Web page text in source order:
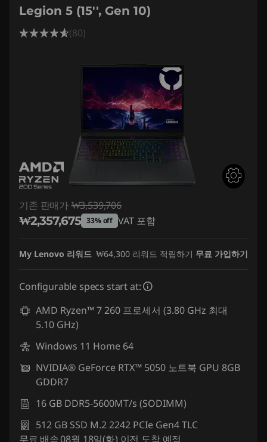
Legion 5 (15'', Gen 10)
(80)
기존 판매가 ₩3,539,706
₩2,357,675 33% off VAT 포함
즉시 할인: :-₩1,182,031
My Lenovo 리워드 ₩64,300 리워드 적립하기 무료 가입하기
Configurable specs start at:
AMD Ryzen™ 7 260 프로세서 (3.80 GHz 최대
5.10 GHz)
Windows 11 Home 64
NVIDIA® GeForce RTX™ 5050 노트북 GPU 8GB
GDDR7
16 GB DDR5-5600MT/s (SODIMM)
512 GB SSD M.2 2242 PCIe Gen4 TLC
무료 배송08월 18일(화) 이전 도착 예정